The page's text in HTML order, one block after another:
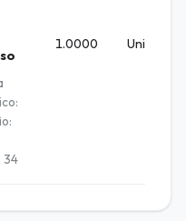
34
1.0000 Unidade